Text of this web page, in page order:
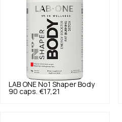
LAB ONE No1 Shaper Body
90 caps. €17,21